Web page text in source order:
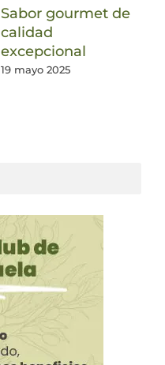
Sabor gourmet de
calidad
excepcional
19 mayo 2025